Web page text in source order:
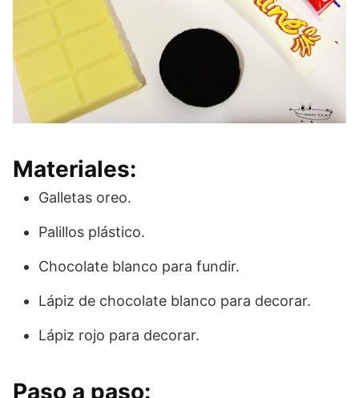
Materiales:
Galletas oreo.
Palillos plástico.
Chocolate blanco para fundir.
Lápiz de chocolate blanco para decorar.
Lápiz rojo para decorar.
Paso a paso: